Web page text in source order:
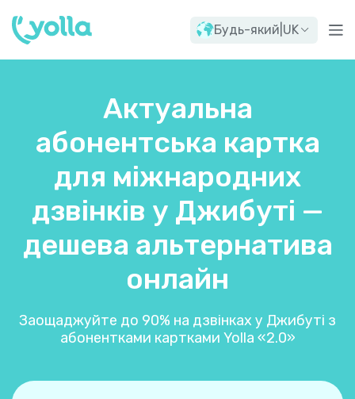
Будь-який UK
Актуальна
абонентська картка
для міжнародних
дзвінків у Джибуті —
дешева альтернатива
онлайн
Заощаджуйте до 90% на дзвінках у Джибуті з
абонентками картками Yolla «2.0»